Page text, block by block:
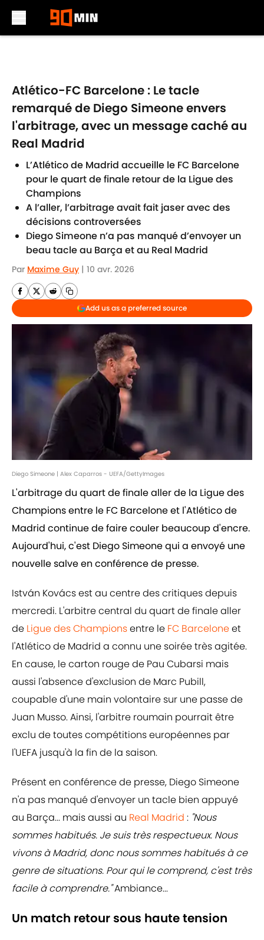
Atlético-FC Barcelone : Le tacle
remarqué de Diego Simeone envers
l'arbitrage, avec un message caché au
Real Madrid
L’Atlético de Madrid accueille le FC Barcelone
pour le quart de finale retour de la Ligue des
Champions
A l’aller, l’arbitrage avait fait jaser avec des
décisions controversées
Diego Simeone n’a pas manqué d’envoyer un
beau tacle au Barça et au Real Madrid
Par Maxime Guy | 10 avr. 2026
Add us as a preferred source
Diego Simeone | Alex Caparros - UEFA/GettyImages
L'arbitrage du quart de finale aller de la Ligue des
Champions entre le FC Barcelone et l'Atlético de
Madrid continue de faire couler beaucoup d'encre.
Aujourd'hui, c'est Diego Simeone qui a envoyé une
nouvelle salve en conférence de presse.
István Kovács est au centre des critiques depuis
mercredi. L'arbitre central du quart de finale aller
de Ligue des Championsentre le FC Barceloneet
l'Atlético de Madrid a connu une soirée très agitée.
En cause, le carton rouge de Pau Cubarsi mais
aussi l'absence d'exclusion de Marc Pubill,
coupable d'une main volontaire sur une passe de
Juan Musso. Ainsi, l'arbitre roumain pourrait être
exclu de toutes compétitions européennes par
l'UEFA jusqu'à la fin de la saison.
Présent en conférence de presse, Diego Simeone
n'a pas manqué d'envoyer un tacle bien appuyé
au Barça... mais aussi au Real Madrid : "Nous
sommes habitués. Je suis très respectueux. Nous
vivons à Madrid, donc nous sommes habitués à ce
genre de situations. Pour qui le comprend, c'est très
facile à comprendre."Ambiance...
Un match retour sous haute tension